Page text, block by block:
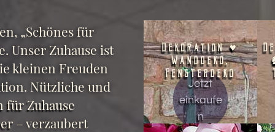
„Schönes für
Unser Zuhause ist
kleinen Freuden
Nützliche und
Zuhause
– verzaubert
Dekoration ♥
Wanddeko,
Fensterdeko
Jetzt
einkaufe
n